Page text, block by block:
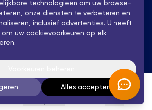
- Alle rechten voorbehouden
technologieën om uw browse-
onze diensten te verbeteren en
inclusief advertenties. U heeft
uw cookievoorkeuren op elk
Alles accepteren